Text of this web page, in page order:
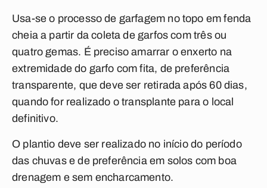
Usa-se o processo de garfagem no topo em fenda
cheia a partir da coleta de garfos com três ou
quatro gemas. É preciso amarrar o enxerto na
extremidade do garfo com fita, de preferência
transparente, que deve ser retirada após 60 dias,
quando for realizado o transplante para o local
definitivo.
O plantio deve ser realizado no início do período
das chuvas e de preferência em solos com boa
drenagem e sem encharcamento.